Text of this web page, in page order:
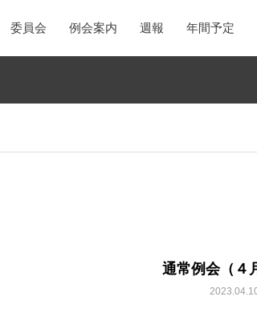
委員会 例会案内 週報 年間予定
通常例会（４